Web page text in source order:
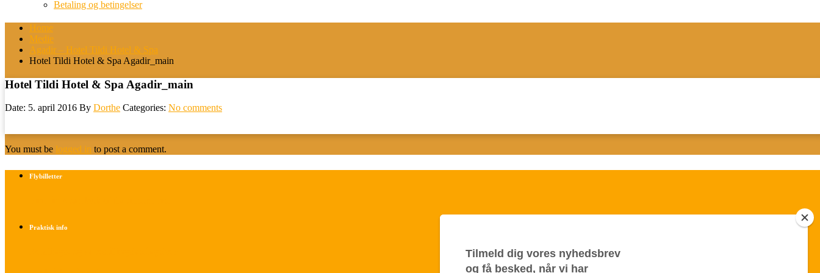
Betaling og betingelser
Home
Medie
Agadir – Hotel Tildi Hotel & Spa
Hotel Tildi Hotel & Spa Agadir_main
Hotel Tildi Hotel & Spa Agadir_main
Date: 5. april 2016 By Dorthe Categories: No comments
You must be logged in to post a comment.
Flybilletter
Praktisk info